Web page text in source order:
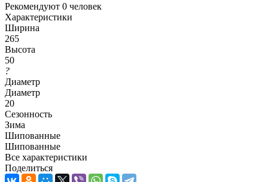
Рекомендуют 0 человек
Характеристики
Ширина
265
Высота
50
?
Диаметр
Диаметр
20
Сезонность
Зима
Шипованные
Шипованные
Все характеристики
Поделиться